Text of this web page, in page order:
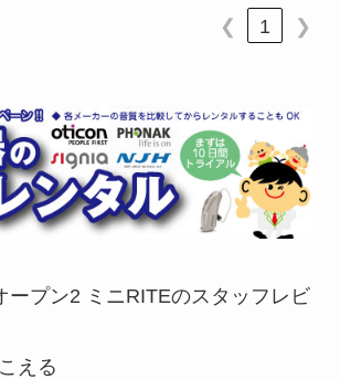
❮ 1 ❯
ープン2 ミニRITEのスタッフレビ
える